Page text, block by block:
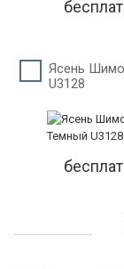
Ясень
U3128